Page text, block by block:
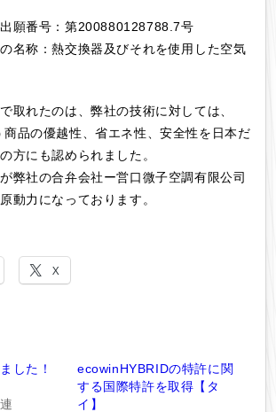
：第200880128788.7号
交換器及びそれを使用した空気
取れたのは、弊社の技術に対しては、
商品の優越性、省エネ性、安全性を日本だ
方にも認められました。
弊社の合弁会社ー営口微子空調有限公司
動力になっております。
X
した！
ecowinHYBRIDの特許に関
する国際特許を取得【タ
イ】